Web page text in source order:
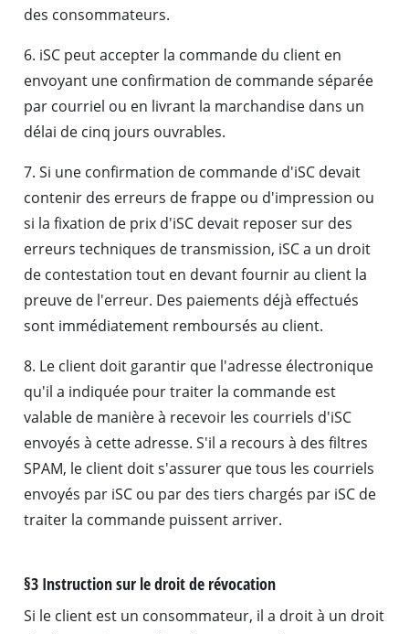
des consommateurs.
6. iSC peut accepter la commande du client en
envoyant une confirmation de commande séparée
par courriel ou en livrant la marchandise dans un
délai de cinq jours ouvrables.
7. Si une confirmation de commande d'iSC devait
contenir des erreurs de frappe ou d'impression ou
si la fixation de prix d'iSC devait reposer sur des
erreurs techniques de transmission, iSC a un droit
de contestation tout en devant fournir au client la
preuve de l'erreur. Des paiements déjà effectués
sont immédiatement remboursés au client.
8. Le client doit garantir que l'adresse électronique
qu'il a indiquée pour traiter la commande est
valable de manière à recevoir les courriels d'iSC
envoyés à cette adresse. S'il a recours à des filtres
SPAM, le client doit s'assurer que tous les courriels
envoyés par iSC ou par des tiers chargés par iSC de
traiter la commande puissent arriver.
§3 Instruction sur le droit de révocation
Si le client est un consommateur, il a droit à un droit